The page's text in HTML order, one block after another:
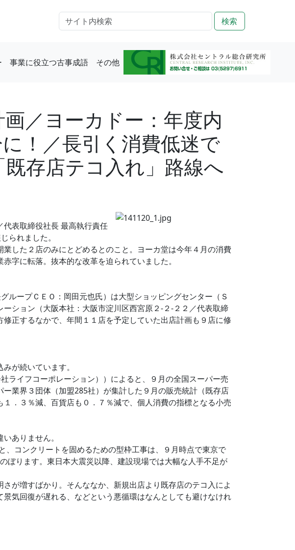
検索
事業に役立つ古事成語 その他
／ヨーカドー：年度内
！／長引く消費低迷で
存店テコ入れ」路線へ
表取締役社長 最高執行責任
られました。
した２店のみにとどめるとのこと。ヨーカ堂は今年４月の消費
字に転落。抜本的な改革を迫られていました。
ループＣＥＯ：岡田元也氏）は大型ショッピングセンター（Ｓ
ション（大阪本社：大阪市淀川区西宮原２‐２‐２２／代表取締
正するなかで、年間１１店を予定していた出店計画も９店に修
が続いています。
ライフコーポレーション））によると、９月の全国スーパー売
業界３団体（加盟285社）が集計した９月の販売統計（既存店
．３％減、百貨店も０．７％減で、個人消費の指標となる小売
ありません。
、コンクリートを固めるための型枠工事は、９月時点で東京で
ぼります。東日本大震災以降、建設現場では大幅な人手不足が
が増すばかり。そんななか、新規出店より既存店のテコ入によ
気回復が遅れる、などという悪循環はなんとしても避けなけれ